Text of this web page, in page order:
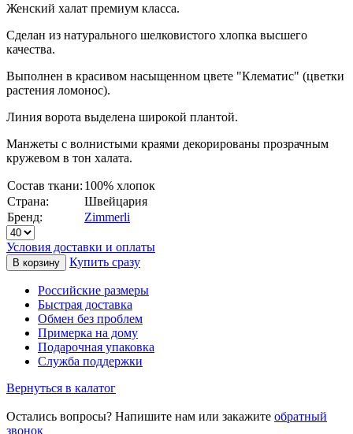
Женский халат премиум класса.
Сделан из натурального шелковистого хлопка высшего
качества.
Выполнен в красивом насыщенном цвете "Клематис" (цветки
растения ломонос).
Линия ворота выделена широкой плантой.
Манжеты с волнистыми краями декорированы прозрачным
кружевом в тон халата.
Состав ткани: 100% хлопок
Страна:
Швейцария
Бренд:
Zimmerli
Условия доставки и оплаты
Купить сразу
Российские размеры
Быстрая доставка
Обмен без проблем
Примерка на дому
Подарочная упаковка
Служба поддержки
Вернуться в калатог
Остались вопросы? Напишите нам или закажите обратный
звонок